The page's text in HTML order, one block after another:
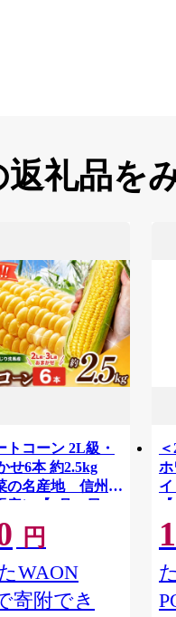
返礼品を
トコーン 2L級・
せ6本 約2.5kg
の名産地 信州し
産）【8月10日～
荷予定※不在日対
野菜 とうもろこ
コシ スイートコ
ー種 洗馬 朝採り
市
円
WAON
寄附でき